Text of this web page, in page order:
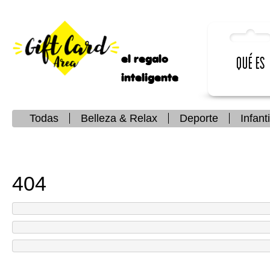
el regalo
inteligente
Qué es
Todas Belleza & Relax Deporte
404